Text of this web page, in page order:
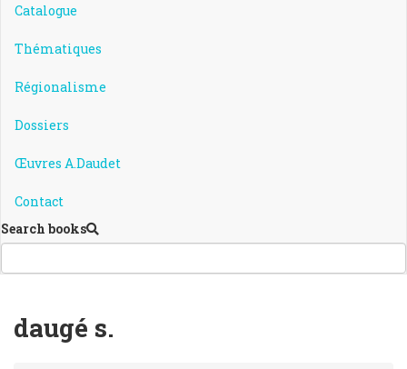
Catalogue
Thématiques
Régionalisme
Dossiers
Œuvres A.Daudet
Contact
Search books
daugé s.